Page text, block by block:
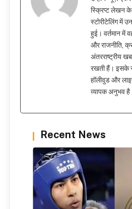
स्क्रिप्ट लेखन के
स्टोरीटेलिंग में
हुई। वर्तमान में
और राजनीति,
अंतरराष्ट्रीय
रखती हैं। इसके
हॉलीवुड और
व्यापक अनुभव
Recent News